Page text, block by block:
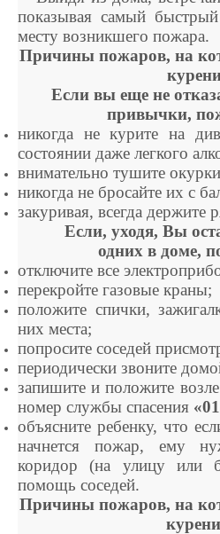
показывая самый
месту возникшего пожара.
Причины пожаров, на
Если вы еще не
привычки,
никогда не курите на
состоянии даже легкого
внимательно тушите
никогда не бросайте их с
закуривая, всегда держите
Если, уходя, Вы
одних в доме,
отключите все
перекройте газовые краны;
положите спички,
них места;
попросите соседей
периодически звоните
запишите и положите
номер службы спасения
объясните ребенку, что
начнется пожар, ему
коридор (на улицу или
помощь соседей.
Причины пожаров, на